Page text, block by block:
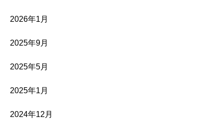
2026年1月
2025年9月
2025年5月
2025年1月
2024年12月